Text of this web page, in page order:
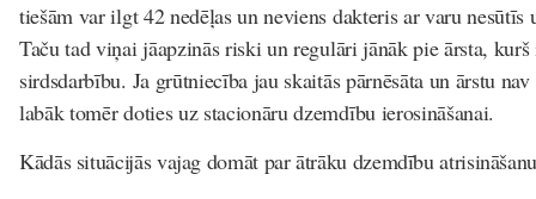
tiešām var ilgt 42 nedēļas un neviens dakteris ar varu nesūtīs
Taču tad viņai jāapzinās riski un regulāri jānāk pie ārsta,
sirdsdarbību. Ja grūtniecība jau skaitās pārnēsāta un ārstu
labāk tomēr doties uz stacionāru dzemdību ierosināšanai.
Kādās situācijās vajag domāt par ātrāku dzemdību